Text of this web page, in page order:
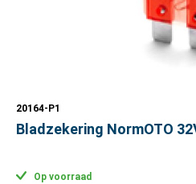
20164-P1
Bladzekering NormOTO
Op voorraad